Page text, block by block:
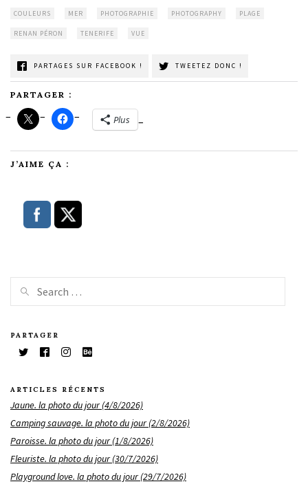
COULEURS MER PHOTOGRAPHIE PHOTOGRAPHY PLAGE
RENAN PÉRON TENERIFE VUE
PARTAGES SUR FACEBOOK ! TWEETEZ DONC !
PARTAGER :
Plus
J’AIME ÇA :
PARTAGER
ARTICLES RÉCENTS
Jaune. la photo du jour (4/8/2026)
Camping sauvage. la photo du jour (2/8/2026)
Paroisse. la photo du jour (1/8/2026)
Fleuriste. la photo du jour (30/7/2026)
Playground love. la photo du jour (29/7/2026)